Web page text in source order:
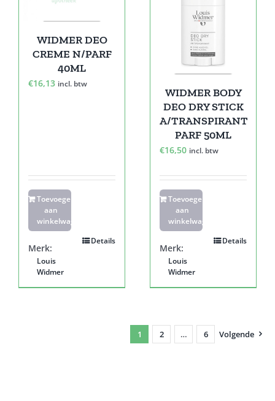
WIDMER DEO
CREME N/PARF
40ML
€16,13 incl. btw
Toevoegen
aan
winkelwagen
Details
Merk:
Louis
Widmer
WIDMER BODY
DEO DRY STICK
A/TRANSPIRANT
PARF 50ML
€16,50 incl. btw
Toevoegen
aan
winkelwagen
Details
Merk:
Louis
Widmer
1 2 … 6 Volgende